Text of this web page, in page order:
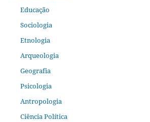
Educação
Sociologia
Etnologia
Arqueologia
Geografia
Psicologia
Antropologia
Ciência Política